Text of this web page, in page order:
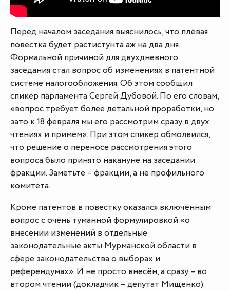
Перед началом заседания выяснилось, что плёвая
повестка будет растистунта аж на два дня.
Формальной причиной для двухдневного
заседания стал вопрос об изменениях в патентной
системе налогообложения. Об этом сообщил
спикер парламента Сергей Дубовой. По его словам,
«вопрос требует более детальной проработки, но
зато к 18 февраля мы его рассмотрим сразу в двух
чтениях и примем». При этом спикер обмолвился,
что решение о переносе рассмотрения этого
вопроса было принято накануне на заседании
фракции. Заметьте – фракции, а не профильного
комитета.
Кроме патентов в повестку оказался включённым
вопрос с очень туманной формулировкой «о
внесении изменений в отдельные
законодательные акты Мурманской области в
сфере законодательства о выборах и
референдумах». И не просто внесён, а сразу – во
втором чтении (докладчик – депутат Мищенко).